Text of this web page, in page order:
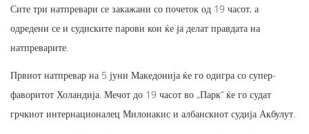
Сите три натпревари се закажани со почеток од 19 часот, а
одредени се и судиските парови кои ќе ја делат правдата на
натпреварите.
Првиот натпревар на 5 јуни Македонија ќе го одигра со супер-
фаворитот Холандија. Мечот до 19 часот во „Парк“ ќе го судат
грчкиот интернационалец Милонакис и албанскиот судија Акбулут.